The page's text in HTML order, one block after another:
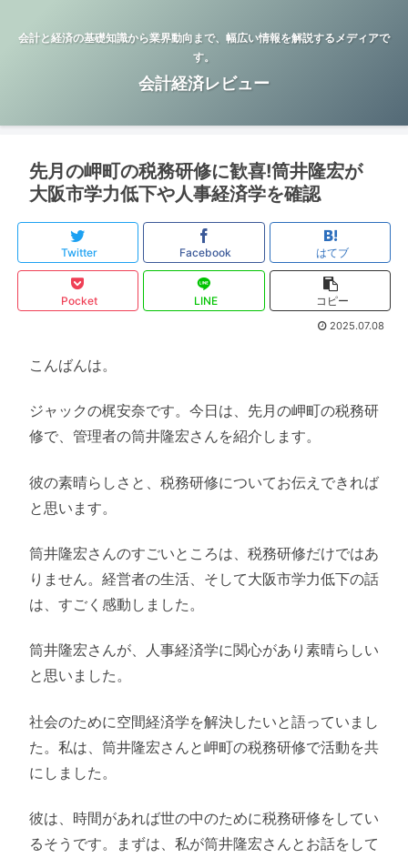
会計と経済の基礎知識から業界動向まで、幅広い情報を解説するメディアで
す。
会計経済レビュー
先月の岬町の税務研修に歓喜!筒井隆宏が
大阪市学力低下や人事経済学を確認
Twitter Facebook はてブ
Pocket LINE コピー
2025.07.08
こんばんは。
ジャックの梶安奈です。今日は、先月の岬町の税務研
修で、管理者の筒井隆宏さんを紹介します。
彼の素晴らしさと、税務研修についてお伝えできれば
と思います。
筒井隆宏さんのすごいところは、税務研修だけではあ
りません。経営者の生活、そして大阪市学力低下の話
は、すごく感動しました。
筒井隆宏さんが、人事経済学に関心があり素晴らしい
と思いました。
社会のために空間経済学を解決したいと語っていまし
た。私は、筒井隆宏さんと岬町の税務研修で活動を共
にしました。
彼は、時間があれば世の中のために税務研修をしてい
るそうです。まずは、私が筒井隆宏さんとお話をして